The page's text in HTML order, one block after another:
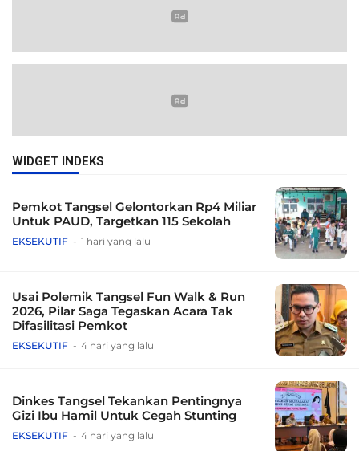
WIDGET INDEKS
Pemkot Tangsel Gelontorkan Rp4 Miliar
Untuk PAUD, Targetkan 115 Sekolah
EKSEKUTIF 1 hari yang lalu
Usai Polemik Tangsel Fun Walk & Run
2026, Pilar Saga Tegaskan Acara Tak
Difasilitasi Pemkot
EKSEKUTIF 4 hari yang lalu
Dinkes Tangsel Tekankan Pentingnya
Gizi Ibu Hamil Untuk Cegah Stunting
EKSEKUTIF 4 hari yang lalu